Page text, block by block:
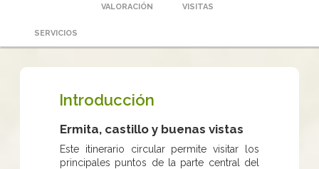
VALORACIÓN VISITAS
SERVICIOS
Introducción
Ermita, castillo y buenas vistas
Este itinerario circular permite visitar los
principales puntos de la parte central del